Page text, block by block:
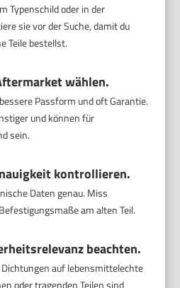
Typenschild oder in der
sie vor der Suche, damit du
Teile bestellst.
wählen.
Passform und oft Garantie.
und können für
sein.
kontrollieren.
Daten genau. Miss
am alten Teil.
beachten.
auf lebensmittelechte
oder tragenden Teilen sind